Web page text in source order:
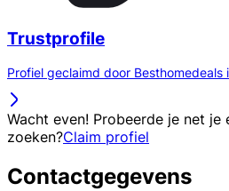
Trustprofile
Profiel geclaimd door Besthomedeals
Wacht even! Probeerde je net
zoeken?Claim profiel
Contactgegevens